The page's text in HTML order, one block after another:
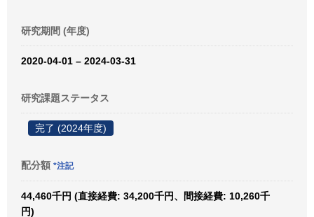
研究期間 (年度)
2020-04-01 – 2024-03-31
研究課題ステータス
完了 (2024年度)
配分額 *注記
44,460千円 (直接経費: 34,200千円、間接経費: 10,260千
円)